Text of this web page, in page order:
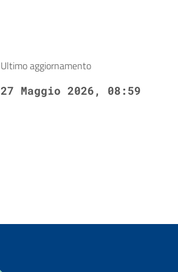
Ultimo aggiornamento
27 Maggio 2026, 08:59